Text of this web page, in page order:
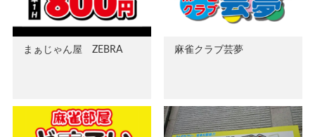
まぁじゃん屋 ZEBRA 麻雀クラブ芸夢